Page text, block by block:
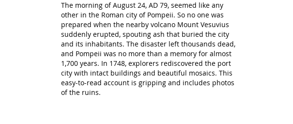
The morning of August 24, AD 79, seemed like any
other in the Roman city of Pompeii. So no one was
prepared when the nearby volcano Mount Vesuvius
suddenly erupted, spouting ash that buried the city
and its inhabitants. The disaster left thousands dead,
and Pompeii was no more than a memory for almost
1,700 years. In 1748, explorers rediscovered the port
city with intact buildings and beautiful mosaics. This
easy-to-read account is gripping and includes photos
of the ruins.